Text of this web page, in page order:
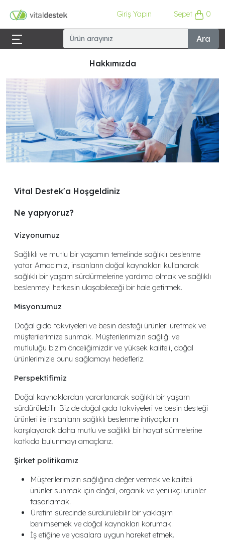
Giriş Yapın Sepet 0
Ara
Hakkımızda
Vital Destek'a Hoşgeldiniz
Ne yapıyoruz?
Vizyonumuz
Sağlıklı ve mutlu bir yaşamın temelinde sağlıklı beslenme
yatar. Amacımız, insanların doğal kaynakları kullanarak
sağlıklı bir yaşam sürdürmelerine yardımcı olmak ve sağlıklı
beslenmeyi herkesin ulaşabileceği bir hale getirmek.
Misyon:umuz
Doğal gıda takviyeleri ve besin desteği ürünleri üretmek ve
müşterilerimize sunmak. Müşterilerimizin sağlığı ve
mutluluğu bizim önceliğimizdir ve yüksek kaliteli, doğal
ürünlerimizle bunu sağlamayı hedefleriz.
Perspektifimiz
Doğal kaynaklardan yararlanarak sağlıklı bir yaşam
sürdürülebilir. Biz de doğal gıda takviyeleri ve besin desteği
ürünleri ile insanların sağlıklı beslenme ihtiyaçlarını
karşılayarak daha mutlu ve sağlıklı bir hayat sürmelerine
katkıda bulunmayı amaçlarız.
Şirket politikamız
Müşterilerimizin sağlığına değer vermek ve kaliteli
ürünler sunmak için doğal, organik ve yenilikçi ürünler
tasarlamak.
Üretim sürecinde sürdürülebilir bir yaklaşım
benimsemek ve doğal kaynakları korumak.
İş etiğine ve yasalara uygun hareket etmek.